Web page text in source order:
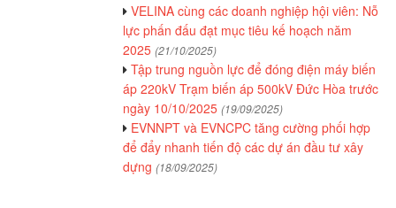
VELINA cùng các doanh nghiệp hội viên: Nỗ
lực phấn đấu đạt mục tiêu kế hoạch năm
2025 (21/10/2025)
Tập trung nguồn lực để đóng điện máy biến
áp 220kV Trạm biến áp 500kV Đức Hòa trước
ngày 10/10/2025 (19/09/2025)
EVNNPT và EVNCPC tăng cường phối hợp
để đẩy nhanh tiến độ các dự án đầu tư xây
dựng (18/09/2025)